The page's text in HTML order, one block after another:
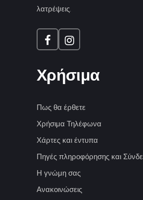
λατρέψεις.
Χρήσιμα
Πως θα έρθετε
Χρήσιμα Τηλέφωνα
Χάρτες και έντυπα
Πηγές πληροφόρησης και
Η γνώμη σας
Ανακοινώσεις